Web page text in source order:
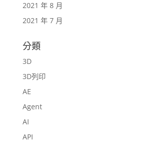
2021 年 8 月
2021 年 7 月
分類
3D
3D列印
AE
Agent
AI
API